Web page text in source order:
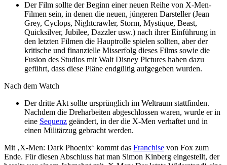
Der Film sollte der Beginn einer neuen Reihe von X-Men-
Filmen sein, in denen die neuen, jüngeren Darsteller (Jean
Grey, Cyclops, Nightcrawler, Storm, Mystique, Beast,
Quicksilver, Jubilee, Dazzler usw.) nach ihrer Einführung in
den letzten Filmen die Hauptrolle spielen sollten, aber der
kritische und finanzielle Misserfolg dieses Films sowie die
Fusion des Studios mit Walt Disney Pictures haben dazu
geführt, dass diese Pläne endgültig aufgegeben wurden.
Nach dem Watch
Der dritte Akt sollte ursprünglich im Weltraum stattfinden.
Nachdem die Dreharbeiten abgeschlossen waren, wurde er in
eine Sequenz geändert, in der die X-Men verhaftet und in
einen Militärzug gebracht werden.
Mit ‚X-Men: Dark Phoenix‘ kommt das Franchise von Fox zum
Ende. Für diesen Abschluss hat man Simon Kinberg eingestellt, der